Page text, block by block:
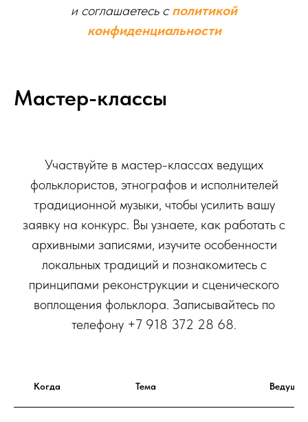
и соглашаетесь c политикой
конфиденциальности
Мастер-классы
Участвуйте в мастер-классах ведущих
фольклористов, этнографов и исполнителей
традиционной музыки, чтобы усилить вашу
заявку на конкурс. Вы узнаете, как работать с
архивными записями, изучите особенности
локальных традиций и познакомитесь с
принципами реконструкции и сценического
воплощения фольклора. Записывайтесь по
телефону +7 918 372 28 68.
Когда Тема Ведущие